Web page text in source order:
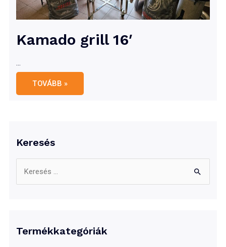
Kamado grill 16′
Kamado
grill
16′
TOVÁBB »
Keresés
Termékkategóriák